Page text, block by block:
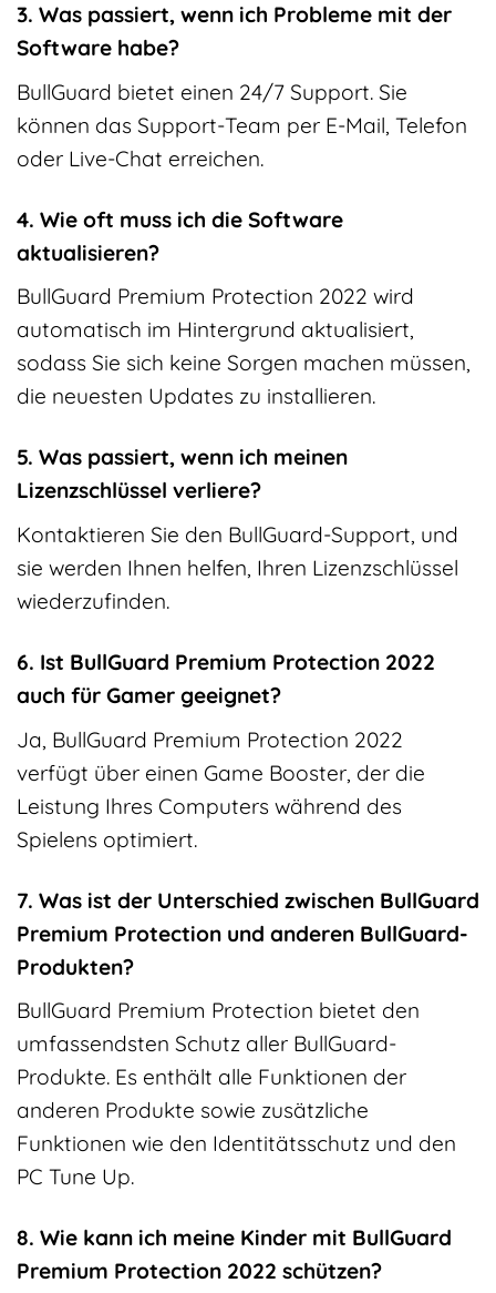
3. Was passiert, wenn ich Probleme mit der
Software habe?
BullGuard bietet einen 24/7 Support. Sie
können das Support-Team per E-Mail, Telefon
oder Live-Chat erreichen.
4. Wie oft muss ich die Software
aktualisieren?
BullGuard Premium Protection 2022 wird
automatisch im Hintergrund aktualisiert,
sodass Sie sich keine Sorgen machen müssen,
die neuesten Updates zu installieren.
5. Was passiert, wenn ich meinen
Lizenzschlüssel verliere?
Kontaktieren Sie den BullGuard-Support, und
sie werden Ihnen helfen, Ihren Lizenzschlüssel
wiederzufinden.
6. Ist BullGuard Premium Protection 2022
auch für Gamer geeignet?
Ja, BullGuard Premium Protection 2022
verfügt über einen Game Booster, der die
Leistung Ihres Computers während des
Spielens optimiert.
7. Was ist der Unterschied zwischen BullGuard
Premium Protection und anderen BullGuard-
Produkten?
BullGuard Premium Protection bietet den
umfassendsten Schutz aller BullGuard-
Produkte. Es enthält alle Funktionen der
anderen Produkte sowie zusätzliche
Funktionen wie den Identitätsschutz und den
PC Tune Up.
8. Wie kann ich meine Kinder mit BullGuard
Premium Protection 2022 schützen?